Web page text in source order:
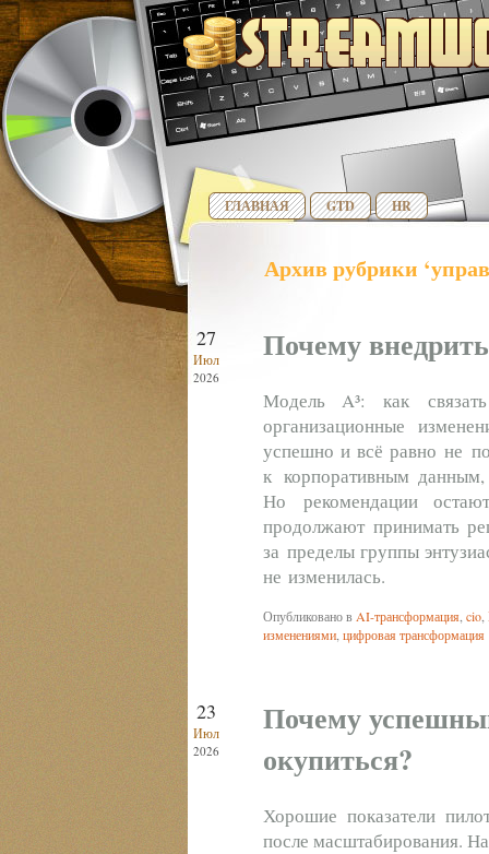
ГЛАВНАЯ GTD HR
Архив рубрики
27
Июл
2026
Почему
Модель A³: как
организационные
успешно и всё равно не
к корпоративным данным,
Но рекомендации
продолжают принимать
за пределы группы
не изменилась.
Опубликовано в AI-трансформация cio
изменениями цифровая трансформация
23
Июл
2026
Почему
окупиться?
Хорошие показатели
после масштабирования.